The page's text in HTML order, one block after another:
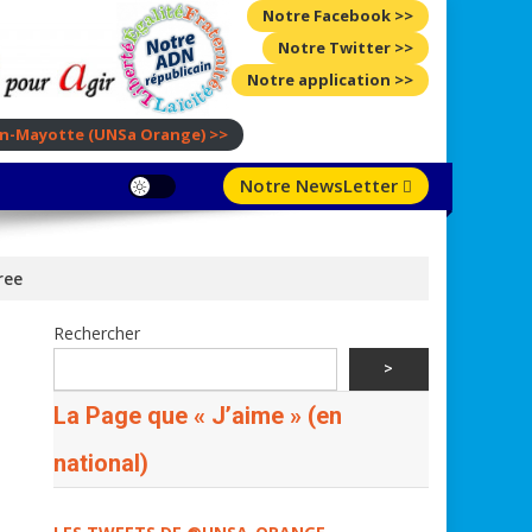
Notre Facebook >>
Notre Twitter >>
Notre application >>
Mayotte (UNSa Orange) >>
Notre NewsLetter
Rechercher
>
La Page que « J’aime » (en
national)